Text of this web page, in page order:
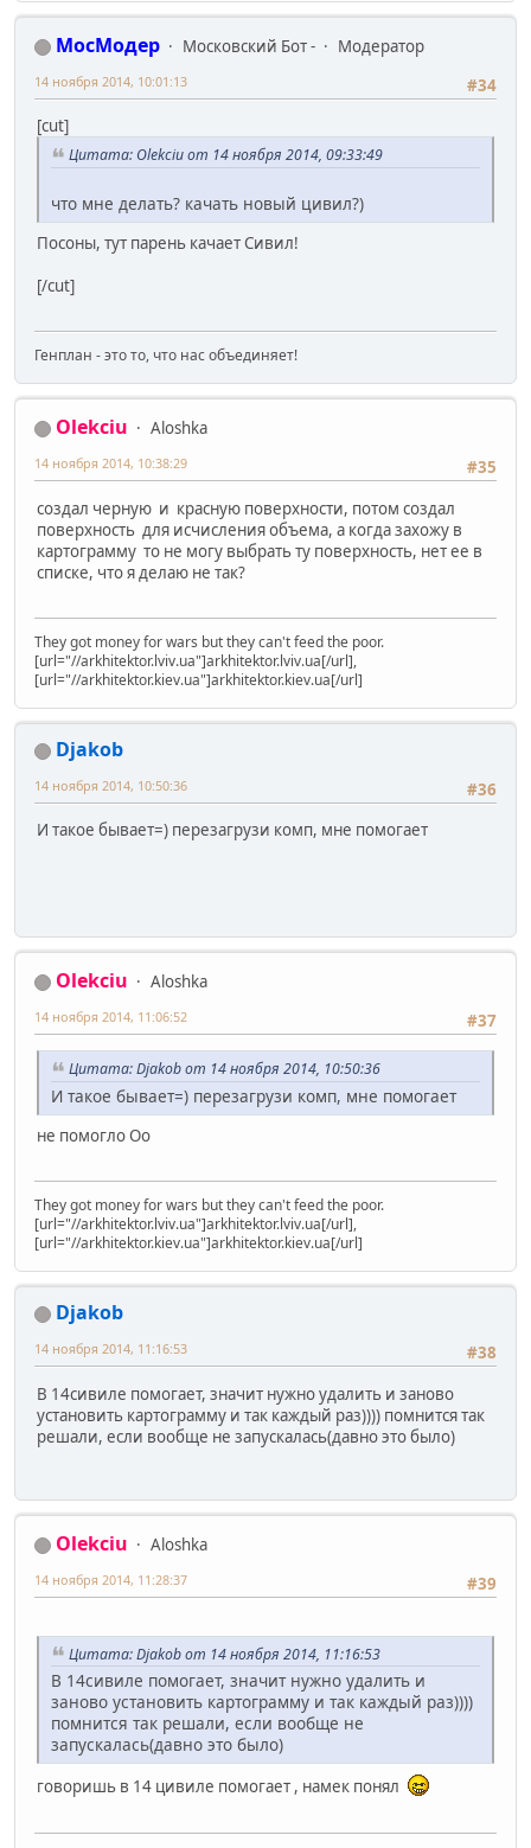
МосМодер Московский Бот -
Модератор
#34
14 ноября 2014, 10:01:13
[cut]
Цитата: Olekciu от 14 ноября 2014, 09:33:49
что мне делать? качать новый цивил?)
Посоны, тут парень качает Сивил!
[/cut]
Генплан - это то, что нас объединяет!
Olekciu
Aloshka
#35
14 ноября 2014, 10:38:29
создал черную и красную поверхности, потом создал
поверхность для исчисления объема, а когда захожу в
картограмму то не могу выбрать ту поверхность, нет ее в
списке, что я делаю не так?
They got money for wars but they can't feed the poor.
[url="//arkhitektor.lviv.ua"]arkhitektor.lviv.ua[/url],
[url="//arkhitektor.kiev.ua"]arkhitektor.kiev.ua[/url]
Djakob
#36
14 ноября 2014, 10:50:36
И такое бывает=) перезагрузи комп, мне помогает
Olekciu
Aloshka
#37
14 ноября 2014, 11:06:52
Цитата: Djakob от 14 ноября 2014, 10:50:36
И такое бывает=) перезагрузи комп, мне помогает
не помогло Оо
They got money for wars but they can't feed the poor.
[url="//arkhitektor.lviv.ua"]arkhitektor.lviv.ua[/url],
[url="//arkhitektor.kiev.ua"]arkhitektor.kiev.ua[/url]
Djakob
#38
14 ноября 2014, 11:16:53
В 14сивиле помогает, значит нужно удалить и заново
установить картограмму и так каждый раз)))) помнится так
решали, если вообще не запускалась(давно это было)
Olekciu
Aloshka
#39
14 ноября 2014, 11:28:37
Цитата: Djakob от 14 ноября 2014, 11:16:53
В 14сивиле помогает, значит нужно удалить и
заново установить картограмму и так каждый раз))))
помнится так решали, если вообще не
запускалась(давно это было)
говоришь в 14 цивиле помогает , намек понял